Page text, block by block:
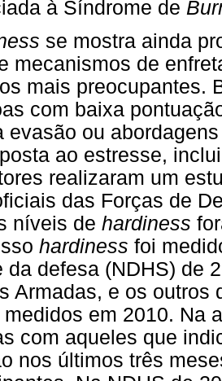
à Síndrome de
se mostra ainda
mecanismos de
mais preocupantes.
com baixa
evasão ou
ao estresse,
realizaram um
das Forças de
níveis de hardiness
hardiness foi
da defesa (NDHS) de
Armadas, e os
medidos em 2010. Na
com aqueles que
nos últimos três